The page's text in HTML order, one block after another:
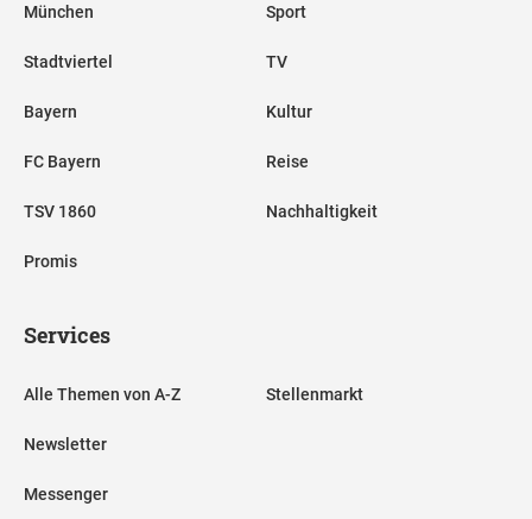
München
Stadtviertel
Bayern
FC Bayern
TSV 1860
Promis
Sport
TV
Kultur
Reise
Nachhaltigkeit
Services
Alle Themen von A-Z
Newsletter
Messenger
Stellenmarkt